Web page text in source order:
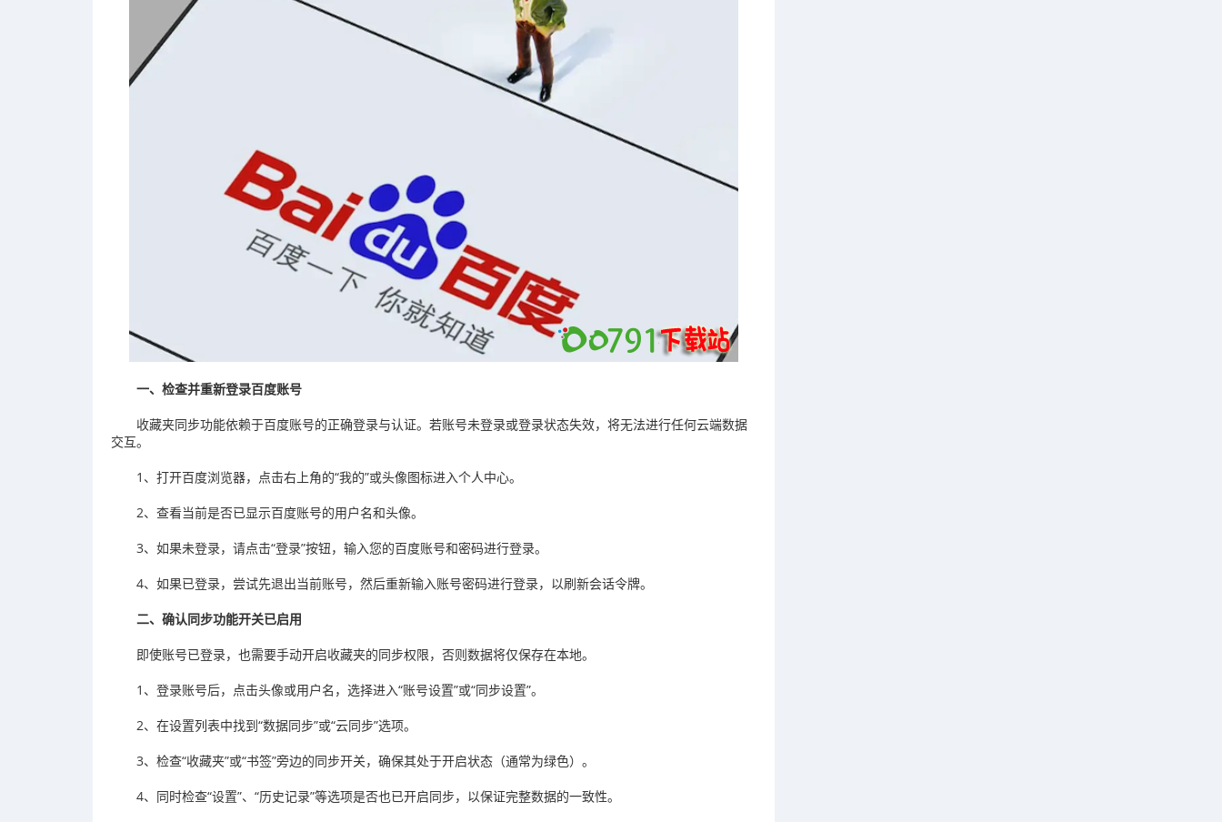
一、检查并重新登录百度账号
收藏夹同步功能依赖于百度账号的正确登录与认证。若账号未登录或登录状态失效，将无法进行任何云端数据
交互。
1、打开百度浏览器，点击右上角的“我的”或头像图标进入个人中心。
2、查看当前是否已显示百度账号的用户名和头像。
3、如果未登录，请点击“登录”按钮，输入您的百度账号和密码进行登录。
4、如果已登录，尝试先退出当前账号，然后重新输入账号密码进行登录，以刷新会话令牌。
二、确认同步功能开关已启用
即使账号已登录，也需要手动开启收藏夹的同步权限，否则数据将仅保存在本地。
1、登录账号后，点击头像或用户名，选择进入“账号设置”或“同步设置”。
2、在设置列表中找到“数据同步”或“云同步”选项。
3、检查“收藏夹”或“书签”旁边的同步开关，确保其处于开启状态（通常为绿色）。
4、同时检查“设置”、“历史记录”等选项是否也已开启同步，以保证完整数据的一致性。